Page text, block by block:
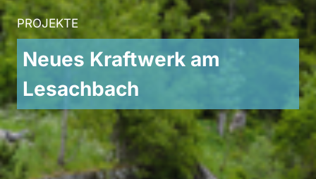
PROJEKTE
Neues Kraftwerk am
Lesachbach